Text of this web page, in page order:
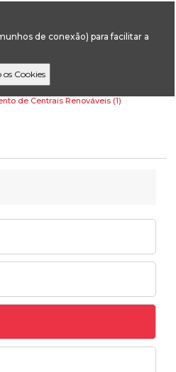
de conexão) para facilitar a
de Centrais Renováveis (1)